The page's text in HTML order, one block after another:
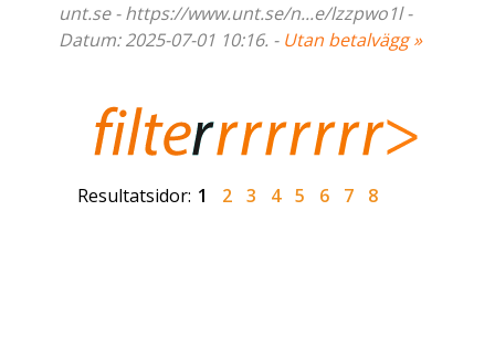
unt.se - https://www.unt.se/n...e/lzzpwo1l -
Datum: 2025-07-01 10:16. - Utan betalvägg »
Resultatsidor: 1 2 3 4 5 6 7 8